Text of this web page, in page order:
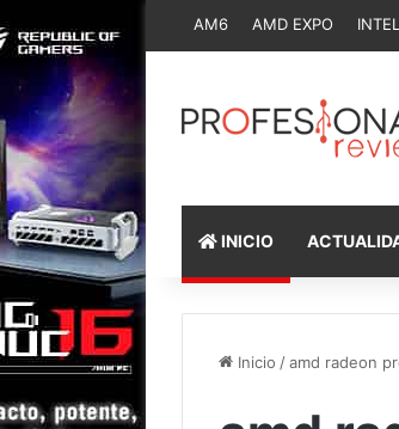
AM6 AMD EXPO
INICIO
Inicio /amd radeon